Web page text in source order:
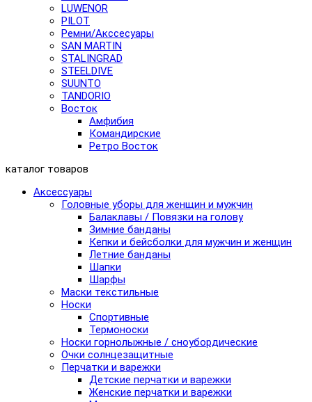
LUWENOR
PILOT
Pемни/Акссесуары
SAN MARTIN
STALINGRAD
STEELDIVE
SUUNTO
TANDORIO
Восток
Амфибия
Командирские
Ретро Восток
каталог товаров
Аксессуары
Головные уборы для женщин и мужчин
Балаклавы / Повязки на голову
Зимние банданы
Кепки и бейсболки для мужчин и женщин
Летние банданы
Шапки
Шарфы
Маски текстильные
Носки
Спортивные
Термоноски
Носки горнолыжные / сноубордические
Очки солнцезащитные
Перчатки и варежки
Детские перчатки и варежки
Женские перчатки и варежки